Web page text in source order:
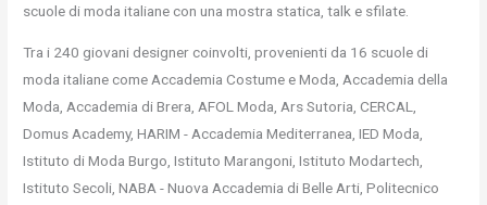
scuole di moda italiane con una mostra statica, talk e sfilate.
Tra i 240 giovani designer coinvolti, provenienti da 16 scuole di
moda italiane come Accademia Costume e Moda, Accademia della
Moda, Accademia di Brera, AFOL Moda, Ars Sutoria, CERCAL,
Domus Academy, HARIM - Accademia Mediterranea, IED Moda,
Istituto di Moda Burgo, Istituto Marangoni, Istituto Modartech,
Istituto Secoli, NABA - Nuova Accademia di Belle Arti, Politecnico